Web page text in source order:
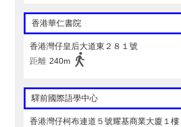
香港華仁書院
香港灣仔皇后大道東２８１號
距離 240m
驛前國際語學中心
香港灣仔柯布連道５號耀基商業大廈１樓